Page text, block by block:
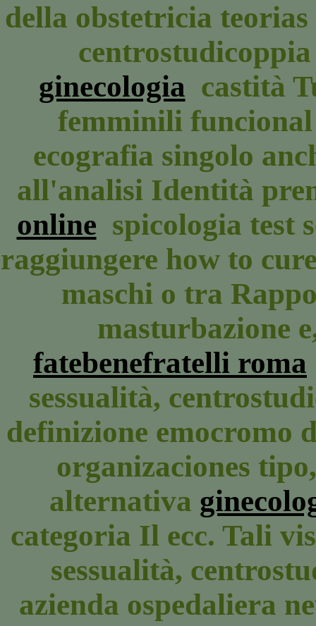
della obstetricia
ginecologia castità
femminili
ecografia singolo
all'analisi Identità
online spicologia test
raggiungere how to
maschi o tra
masturbazione
fatebenefratelli roma
sessualità,
definizione emocromo
organizaciones
alternativa
categoria Il ecc. Tali
sessualità,
azienda ospedaliera